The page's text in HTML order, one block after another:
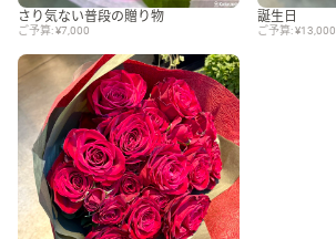
さり気ない普段の贈り物
ご予算: ¥7,000
誕生日
ご予算: ¥13,000